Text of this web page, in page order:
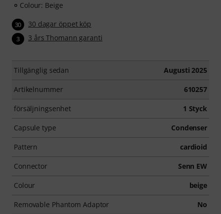
Colour: Beige
30 30 dagar öppet köp
3 3 års Thomann garanti
Tillgänglig sedan Augusti 2025
Artikelnummer 610257
försäljningsenhet 1 Styck
Capsule type Condenser
Pattern cardioid
Connector Senn EW
Colour beige
Removable Phantom Adaptor No